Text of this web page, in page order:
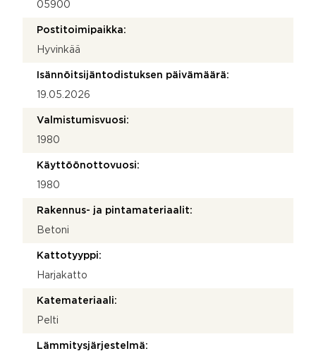
05900
Postitoimipaikka:
Hyvinkää
Isännöitsijäntodistuksen päivämäärä:
19.05.2026
Valmistumisvuosi:
1980
Käyttöönottovuosi:
1980
Rakennus- ja pintamateriaalit:
Betoni
Kattotyyppi:
Harjakatto
Katemateriaali:
Pelti
Lämmitysjärjestelmä: